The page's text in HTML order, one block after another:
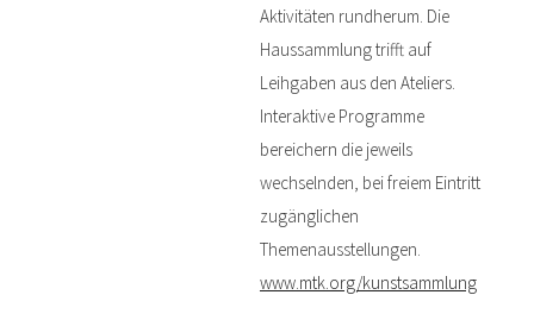
Aktivitäten rundherum. Die
Haussammlung trifft auf
Leihgaben aus den Ateliers.
Interaktive Programme
bereichern die jeweils
wechselnden, bei freiem Eintritt
zugänglichen
Themenausstellungen.
www.mtk.org/kunstsammlung